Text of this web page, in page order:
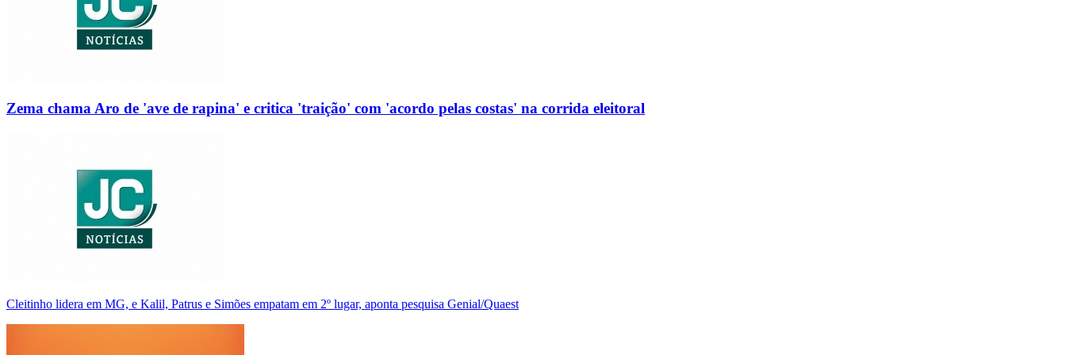
Zema chama Aro de 'ave de rapina' e critica 'traição' com 'acordo pelas costas' na corrida eleitoral
Cleitinho lidera em MG, e Kalil, Patrus e Simões empatam em 2º lugar, aponta pesquisa Genial/Quaest